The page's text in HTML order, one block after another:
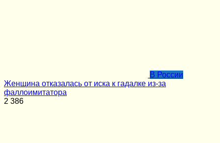
В России
Женщина отказалась от иска к гадалке из-за
фаллоимитатора
2 386